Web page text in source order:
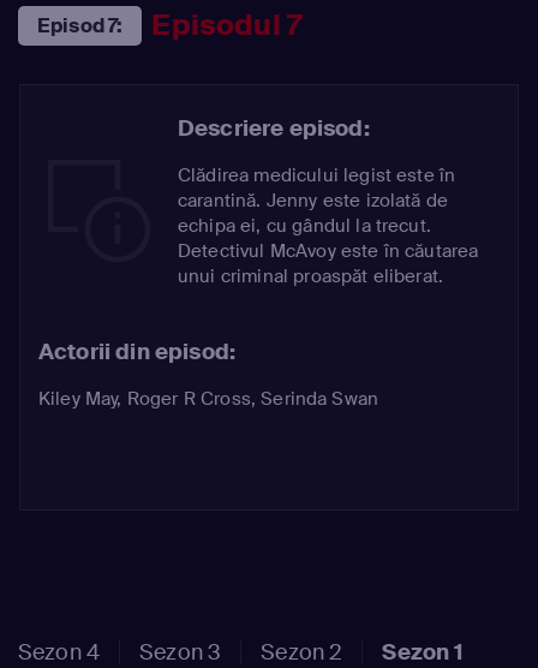
Episod 7: Episodul 7
Descriere episod:
Clădirea medicului legist este în
carantină. Jenny este izolată de
echipa ei, cu gândul la trecut.
Detectivul McAvoy este în căutarea
unui criminal proaspăt eliberat.
Actorii din episod:
Kiley May, Roger R Cross,Serinda Swan
Sezon 4 Sezon 3 Sezon 2 Sezon 1